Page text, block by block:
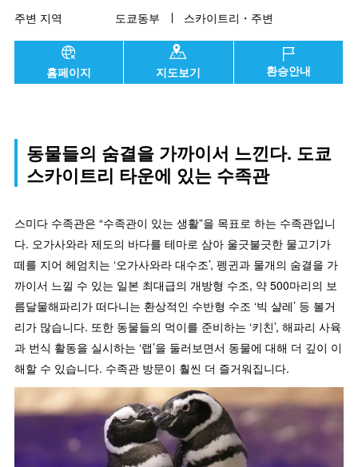
주변 지역 도쿄동부 스카이트리・주변
홈페이지 지도보기 환승안내
동물들의 숨결을 가까이서 느낀다. 도쿄
스카이트리 타운에 있는 수족관
스미다 수족관은 “수족관이 있는 생활”을 목표로 하는 수족관입니
다. 오가사와라 제도의 바다를 테마로 삼아 울긋불긋한 물고기가
떼를 지어 헤엄치는 ‘오가사와라 대수조’, 펭귄과 물개의 숨결을 가
까이서 느낄 수 있는 일본 최대급의 개방형 수조, 약 500마리의 보
름달물해파리가 떠다니는 환상적인 수반형 수조 ‘빅 샬레’ 등 볼거
리가 많습니다. 또한 동물들의 먹이를 준비하는 ‘키친’, 해파리 사육
과 번식 활동을 실시하는 ‘랩’을 둘러보면서 동물에 대해 더 깊이 이
해할 수 있습니다. 수족관 방문이 훨씬 더 즐거워집니다.